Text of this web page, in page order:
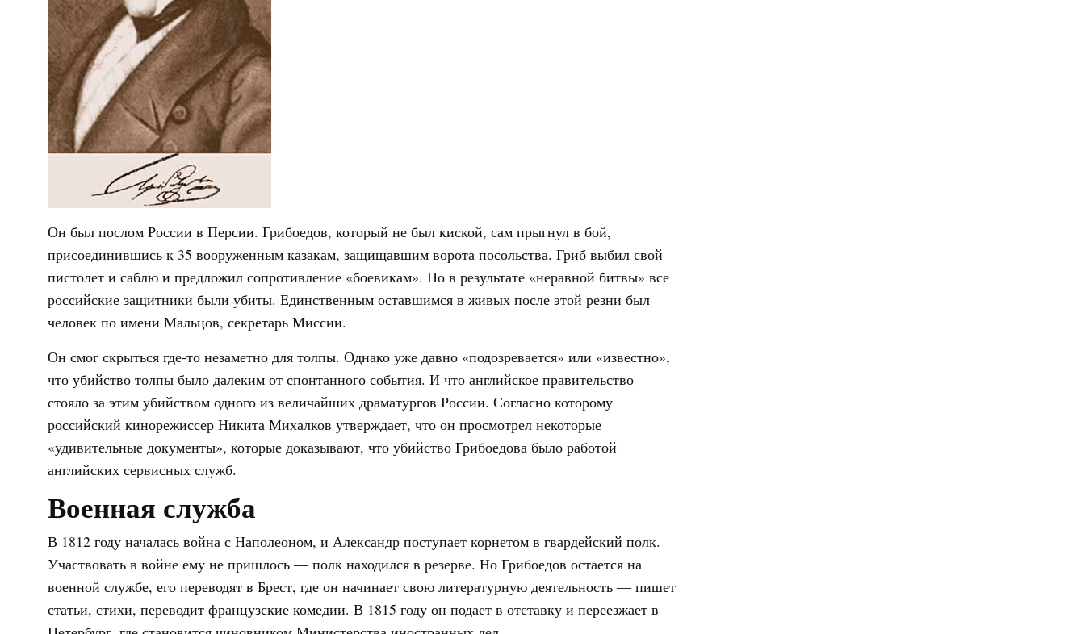
Он был послом России в Персии. Грибоедов, который не был киской, сам прыгнул в бой,
присоединившись к 35 вооруженным казакам, защищавшим ворота посольства. Гриб выбил свой
пистолет и саблю и предложил сопротивление «боевикам». Но в результате «неравной битвы» все
российские защитники были убиты. Единственным оставшимся в живых после этой резни был
человек по имени Мальцов, секретарь Миссии.
Он смог скрыться где-то незаметно для толпы. Однако уже давно «подозревается» или «известно»,
что убийство толпы было далеким от спонтанного события. И что английское правительство
стояло за этим убийством одного из величайших драматургов России. Согласно которому
российский кинорежиссер Никита Михалков утверждает, что он просмотрел некоторые
«удивительные документы», которые доказывают, что убийство Грибоедова было работой
английских сервисных служб.
Военная служба
В 1812 году началась война с Наполеоном, и Александр поступает корнетом в гвардейский полк.
Участвовать в войне ему не пришлось ― полк находился в резерве. Но Грибоедов остается на
военной службе, его переводят в Брест, где он начинает свою литературную деятельность ― пишет
статьи, стихи, переводит французские комедии. В 1815 году он подает в отставку и переезжает в